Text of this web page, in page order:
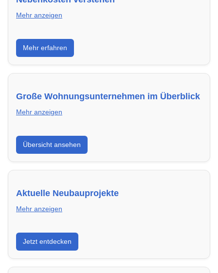
Mehr anzeigen
Erfahre, welche Nebenkosten rechtmäßig sind und
wie du deine monatliche Belastung optimieren
kannst.
Mehr erfahren
Große Wohnungsunternehmen im Überblick
Mehr anzeigen
Hier findest du die wichtigsten Anbieter in
Kaiserslautern – von Genossenschaften bis zu
privaten Vermietern.
Übersicht ansehen
Aktuelle Neubauprojekte
Mehr anzeigen
Entdecke Neubauprojekte in Kaiserslautern –
modern, energieeffizient und sofort bezugsfertig.
Jetzt entdecken